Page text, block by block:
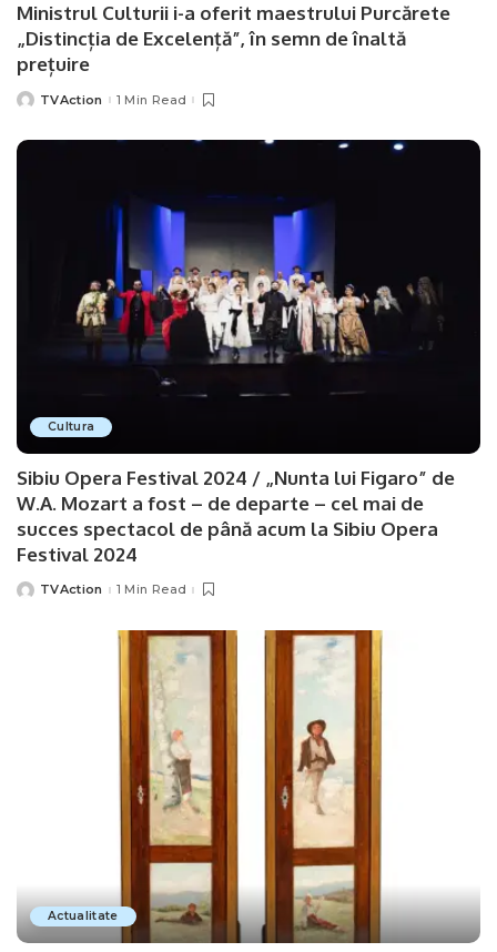
Ministrul Culturii i-a oferit maestrului Purcărete
„Distincția de Excelență”, în semn de înaltă
prețuire
PostedTVAction 1 Min Read
Cultura
Sibiu Opera Festival 2024 / „Nunta lui Figaro” de
W.A. Mozart a fost – de departe – cel mai de
succes spectacol de până acum la Sibiu Opera
Festival 2024
PostedTVAction 1 Min Read
Actualitate